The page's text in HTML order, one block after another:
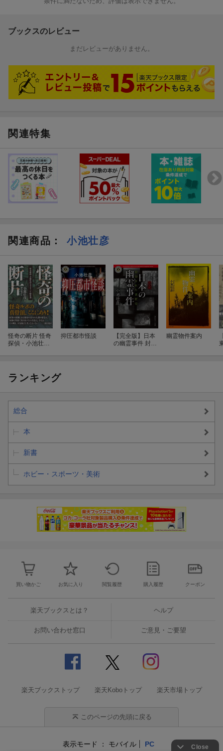
ブックスのレビュー
まだレビューがありません。
関連特集
関連商品 ： 小池壮彦
怪奇の断片 怪奇
探偵・小池壮彦
抑圧都市怪談
【完全版】日本
の幽霊事件 封印
幽霊物件案内
ランキング
総合
本
新書
ホビー・スポーツ・美術
買い物かご お気に入り 閲覧履歴 購入履歴 クーポン
楽天ブックスとは？ ヘルプ
お問い合わせ窓口 ご意見・ご要望
楽天ブックストップ 楽天Koboトップ 楽天市場トップ
このページの先頭に戻る
表示モード モバイル PC